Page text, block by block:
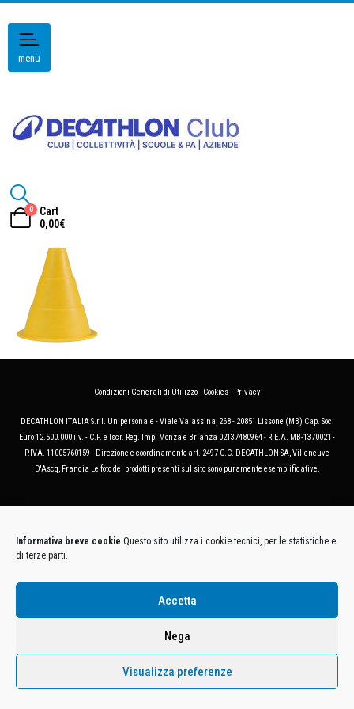
Informativa breve cookie Questo sito utilizza i cookie tecnici, per le statistiche e
di terze parti.
Accetta
Nega
Visualizza preferenze
menu
0
Cart
0,00€
Condizioni Generali di Utilizzo- Cookies- Privacy
DECATHLON ITALIA S.r.l. Unipersonale - Viale Valassina, 268 - 20851 Lissone (MB) Cap. Soc.
Euro 12.500.000 i.v. - C.F. e Iscr. Reg. Imp. Monza e Brianza 02137480964 - R.E.A. MB-1370021 -
P.IVA. 11005760159 - Direzione e coordinamento art. 2497 C.C. DECATHLON SA, Villeneuve
D'Ascq, Francia Le foto dei prodotti presenti sul sito sono puramente esemplificative.